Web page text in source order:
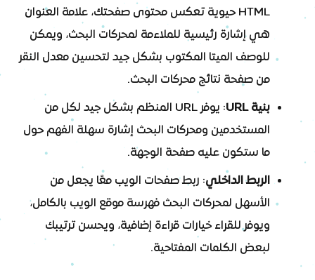
HTML حيوية تعكس محتوى صفحتك، علامة العنوان
هي إشارة رئيسية للملاءمة لمحركات البحث، ويمكن
للوصف الميتا المكتوب بشكل جيد لتحسين معدل النقر
من صفحة نتائج محركات البحث.
بنية URL
: يوفر URL المنظم بشكل جيد لكل من
المستخدمين ومحركات البحث إشارة سهلة الفهم حول
ما ستكون عليه صفحة الوجهة.
الربط الداخلي: ربط صفحات الويب معًا يجعل من
الأسهل لمحركات البحث فهرسة موقع الويب بالكامل،
ويوفر للقراء خيارات قراءة إضافية، ويحسن ترتيبك
لبعض الكلمات المفتاحية.